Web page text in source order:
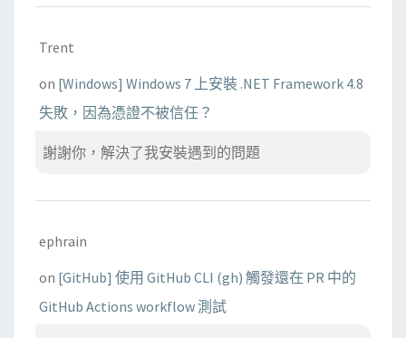
Trent
on [Windows] Windows 7 上安裝 .NET Framework 4.8
失敗，因為憑證不被信任？
謝謝你，解決了我安裝遇到的問題
ephrain
on [GitHub] 使用 GitHub CLI (gh) 觸發還在 PR 中的
GitHub Actions workflow 測試